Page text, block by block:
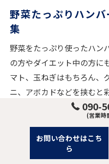
野菜たっぷりハン
集
野菜をたっぷり使ったハン
の方やダイエット中の方に
マト、玉ねぎはもちろん、
ニ、アボカドなどを挟むと
ィにみじん切り野菜を加え
感とジューシーさが両立し
ソースにはヨーグルトやバ
ぱり系ドレッシングがよく
090-
(営業時
お問い合わせはこち
ら